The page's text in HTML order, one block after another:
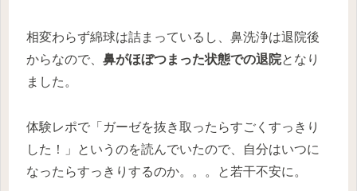
相変わらず綿球は詰まっているし、鼻洗浄は退院後
からなので、 鼻がほぼつまった状態での退院となり
ました。
体験レポで「ガーゼを抜き取ったらすごくすっきり
した！」というのを読んでいたので、自分はいつに
なったらすっきりするのか。。。と若干不安に。